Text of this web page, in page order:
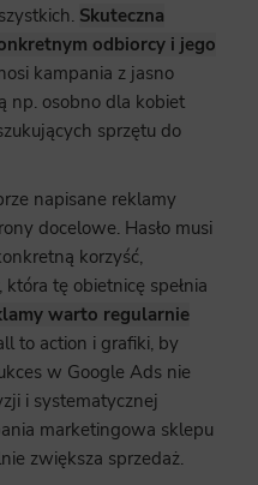
Skuteczna
odbiorcy i jego
kampania z jasno
np. osobno dla kobiet
sprzętu do
napisane reklamy
docelowe. Hasło musi
korzyść,
tę obietnicę spełnia
warto regularnie
to action i grafiki, by
w Google Ads nie
i systematycznej
marketingowa sklepu
zwiększa sprzedaż.